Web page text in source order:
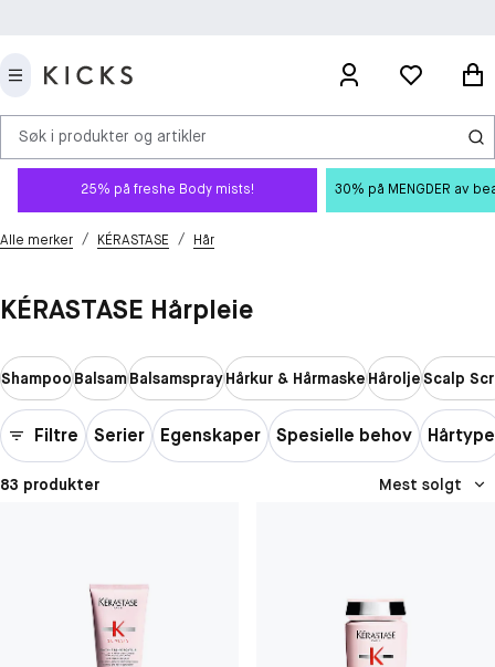
Søk i produkter og artikler
25% på freshe Body mists! 30% på MENGDER av
Alle merker / KÉRASTASE / Hår
KÉRASTASE Hårpleie
ShampooBalsamBalsamsprayHårkur & HårmaskeHåroljeScalp
Filtre Serier Egenskaper Spesielle behov Hårtype
83 produkter Mest solgt